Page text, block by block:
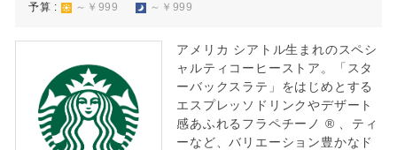
予算 :
～￥999 ～￥999
アメリカ シアトル生まれのスペシ
ャルティコーヒーストア。「スタ
ーバックスラテ」をはじめとする
エスプレッソドリンクやデザート
感あふれるフラペチーノ ® 、ティ
ーなど、バリエーション豊かなド